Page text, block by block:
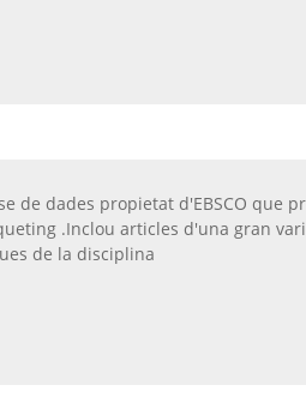
de dades propietat d'EBSCO que
.Inclou articles d'una gran
de la disciplina